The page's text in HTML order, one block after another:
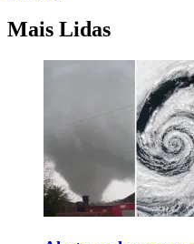
Mais Lidas